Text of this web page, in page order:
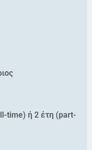
time) ή 2 έτη (part-